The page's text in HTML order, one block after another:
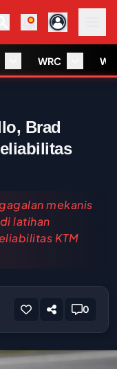
WRC
Brad
mekanis
latihan
KTM
0